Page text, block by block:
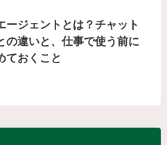
ージェントとは？チャット
の違いと、仕事で使う前に
ておくこと